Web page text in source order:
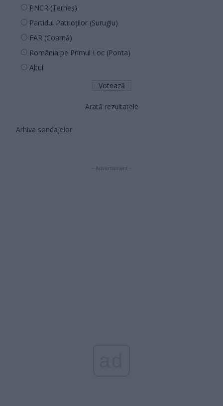
PNCR (Terheș)
Partidul Patrioților (Surugiu)
FAR (Coarnă)
România pe Primul Loc (Ponta)
Altul
Arată rezultatele
Arhiva sondajelor
- Advertisment -